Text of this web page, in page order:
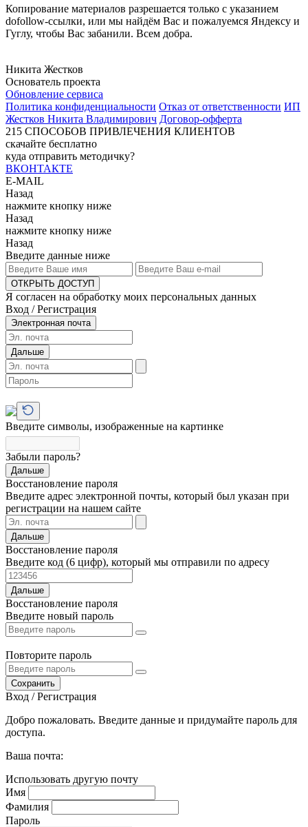
Копирование материалов разрешается только с указанием
dofollow-ссылки, или мы найдём Вас и пожалуемся Яндексу и
Гуглу, чтобы Вас забанили. Всем добра.
Никита Жестков
Основатель проекта
Обновление сервиса
Политика конфиденциальности Отказ от ответственности ИП
Жестков Никита Владимирович Договор-офферта
215 СПОСОБОВ ПРИВЛЕЧЕНИЯ КЛИЕНТОВ
скачайте бесплатно
куда отправить методичку?
ВКОНТАКТЕ
E-MAIL
Назад
нажмите кнопку ниже
Назад
нажмите кнопку ниже
Назад
Введите данные ниже
ОТКРЫТЬ ДОСТУП
Я согласен на обработку моих персональных данных
Вход / Регистрация
Электронная почта
Дальше
Введите символы, изображенные на картинке
Забыли пароль?
Дальше
Восстановление пароля
Введите адрес электронной почты, который был указан при
регистрации на нашем сайте
Дальше
Восстановление пароля
Введите код (6 цифр), который мы отправили по адресу
Дальше
Восстановление пароля
Введите новый пароль
Повторите пароль
Сохранить
Вход / Регистрация
Добро пожаловать. Введите данные и придумайте пароль для
доступа.
Ваша почта:
Использовать другую почту
Имя
Фамилия
Пароль